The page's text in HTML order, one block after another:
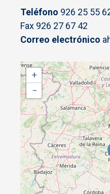
Teléfono 926 25 55
Fax 926 27 67 42
Correo electrónico
+
−